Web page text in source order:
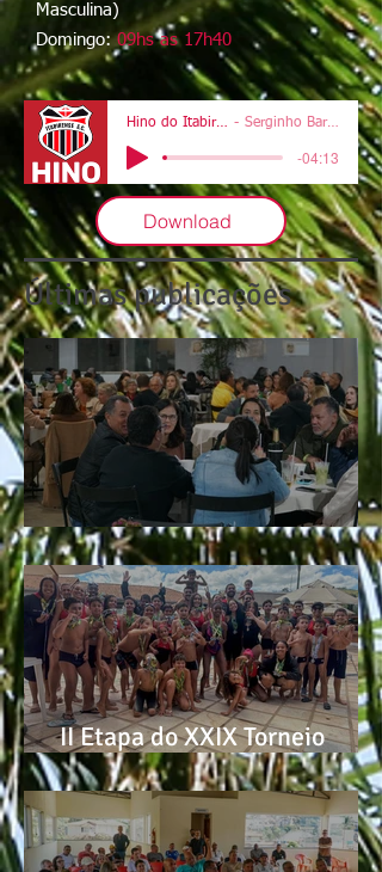
Masculina)
Domingo:09hs as 17h40
Hino do Itabirense Serginho Barbosa
-04:13
Download
Últimas publicações
Noite de Caldos
II Etapa do XXIX Torneio
Escola de Natação